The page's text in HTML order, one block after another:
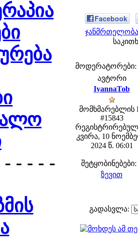
- - - - -
Facebook
მოდერატორები:
ავტორი
IyannaTob
მომხმარებლის
#15843
კვირა, 10
2024 წ. 06:01
შეტყობინებები:
ზევით
გადასვლა: